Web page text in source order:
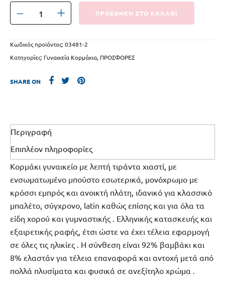
ΠΡΟΣΘΗΚΗ ΣΤΟ ΚΑΛΑΘΙ
Κωδικός προϊόντος:03481-2
Κατηγορίες: Γυναικεία Κορμάκια, ΠΡΟΣΦΟΡΕΣ
SHARE ON
Περιγραφή
Επιπλέον πληροφορίες
Κορμάκι γυναικείο με λεπτή τιράντα χιαστί, με
ενσωματωμένο μπούστο εσωτερικά, μονόχρωμο με
κρόσσι εμπρός και ανοικτή πλάτη, ιδανικό για κλασσικό
μπαλέτο, σύγχρονο, latin καθώς επίσης και για όλα τα
είδη χορού και γυμναστικής . Ελληνικής κατασκευής και
εξαιρετικής ραφής, έτσι ώστε να έχει τέλεια εφαρμογή
σε όλες τις ηλικίες . Η σύνθεση είναι 92% βαμβάκι και
8% ελαστάν για τέλεια επαναφορά και αντοχή μετά από
πολλά πλυσίματα και φυσικά σε ανεξίτηλο χρώμα .